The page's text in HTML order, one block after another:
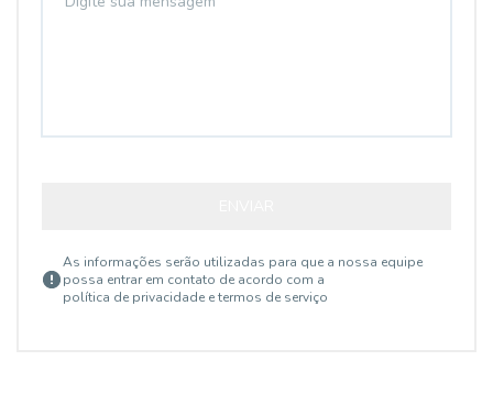
As informações serão utilizadas para que a nossa equipe
possa entrar em contato de acordo com a
política de privacidade e termos de serviço